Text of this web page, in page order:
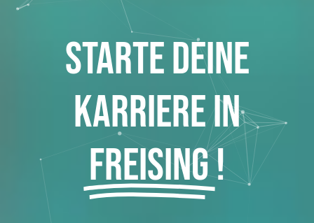
Starte deine
Karriere in
Freising!